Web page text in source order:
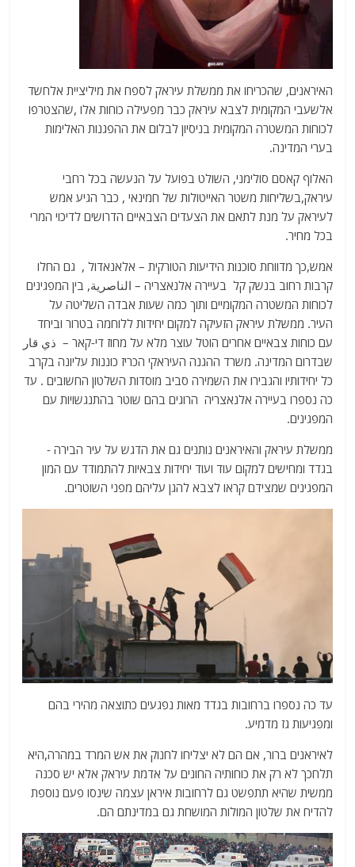
האיראנים, שהכריחו את ממשלת עיראק לספח את מיליציית אלחשד
אלשעבי המקומית לצבא עיראק כבר מפעילה כוחות אלו ,שהצטרפו
לכוחות המשטרה המקומית בניסיון לבלום את ההפגנות האלימות
בערי המדינה.
האלוף קאסם סולימני, השולט בפועל על הנעשה בכל רחבי
עיראק,בשליחות משטר האייטולות של חמינאי , כבר הגיע אמש
לעיראק על מנת לתאם את הצעדים הצבאיים הדרושים לדיכוי המרי
בכל מחיר.
אמש,כך מדווחת סוכנות הידיעות הטורקית – אלאנאדול , גם החלו
קרבות רחוב בנשק קל בעיירה אלנאצריה – الناصرية, בין המפגינים
לכוחות המשטרה המקומיים ותוך כמה שעות אבדה השליטה על
העיר. ממשלת עיראק הזעיקה למקום יחידות ללוחמה בטרור וביחד
עם כוחות צבאיים אחרים הוטל עוצר מלא על מחוז די-קאר – ذي قار
שבדרום המדינה. משרד ההגנה העיראקי הכריז כוננות עליונה בקרב
כל יחידותיו והגבירו את השמירה סביב מוסדות השלטון החשובים . עד
כה נספרו בעיירה אלנאצריה הרוגים בהם שוטר בהתנגשויות עם
המפגינים.
ממשלת עיראק והאיראנים נותנים גם את הדגש על עיר הבירה -
בגדד ומחישים למקום עוד ועוד יחידות צבאיות להתמודד עם המון
המפגינים שמצידם קראו לצבא להגן עליהם מפני השוטרים.
עד כה נספרו ברחובות בגדד מאות נפגעים כתוצאה מהירי בהם
ומפגיעות גז מדמיע.
לאיראנים ברור, אם הם לא יצליחו לחנוק את אש המרד במהרה,היא
תלחכך לא רק את כוחותיה החונים על אדמת עיראק אלא יש סכנה
ממשית שהיא תתפשט גם לרחובות איראן עצמה שינסו פעם נוספת
להדיח את שלטון המולות המושחת גם במדינתם הם.